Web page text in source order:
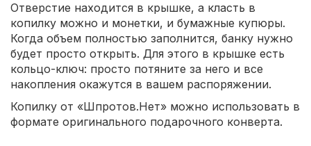
Отверстие находится в крышке, а класть в
копилку можно и монетки, и бумажные купюры.
Когда объем полностью заполнится, банку нужно
будет просто открыть. Для этого в крышке есть
кольцо-ключ: просто потяните за него и все
накопления окажутся в вашем распоряжении.
Копилку от «Шпротов.Нет» можно использовать в
формате оригинального подарочного конверта.